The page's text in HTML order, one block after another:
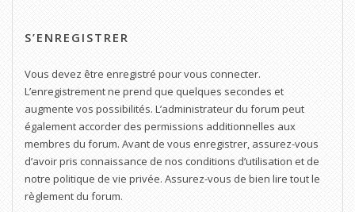
S’ENREGISTRER
Vous devez être enregistré pour vous connecter.
L’enregistrement ne prend que quelques secondes et
augmente vos possibilités. L’administrateur du forum peut
également accorder des permissions additionnelles aux
membres du forum. Avant de vous enregistrer, assurez-vous
d’avoir pris connaissance de nos conditions d’utilisation et de
notre politique de vie privée. Assurez-vous de bien lire tout le
règlement du forum.